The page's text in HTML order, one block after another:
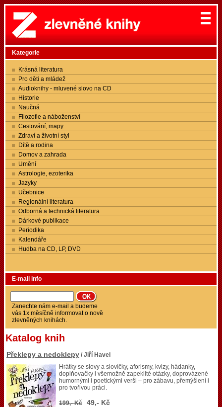
Kategorie
Krásná literatura
Pro děti a mládež
Audioknihy - mluvené slovo na CD
Historie
Naučná
Filozofie a náboženství
Cestování, mapy
Zdraví a životní styl
Dítě a rodina
Domov a zahrada
Umění
Astrologie, ezoterika
Jazyky
Učebnice
Regionální literatura
Odborná a technická literatura
Dárkové publikace
Periodika
Kalendáře
Hudba na CD, LP, DVD
E-mail info
Zanechte nám e-mail a budeme
vás 1x měsíčně informovat o nově
zlevněných knihách.
Katalog knih
Překlepy a nedoklepy / Jiří Havel
Hrátky se slovy a slovíčky, aforismy, kvizy, hádanky,
doplňovačky i všemožně zapeklité otázky, doprovázené
humornými i poetickými verši – pro zábavu, přemýšlení i
pro tvořivou práci.
199,- Kč 49,- Kč